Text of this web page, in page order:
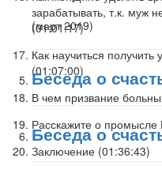
зарабатывать, т.к. муж
(01:01:17)
Как научиться
(01:07:00)
В чем призвание
Расскажите о
Заключение (01:36:43)
(март 2019)
Беседа о
Беседа о